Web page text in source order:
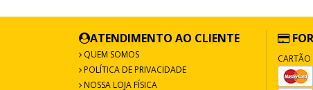
ATENDIMENTO AO CLIENTE
QUEM SOMOS
POLÍTICA DE PRIVACIDADE
NOSSA LOJA FÍSICA
CARTÃO